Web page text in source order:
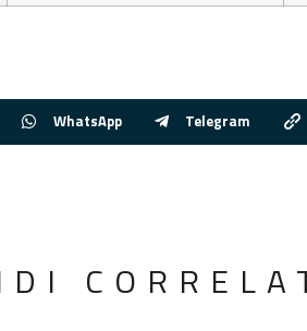
WhatsApp Telegram